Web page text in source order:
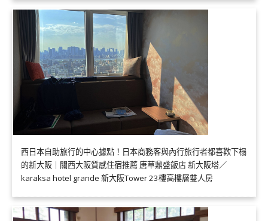
西日本自助旅行的中心據點！日本商務客與內行旅行者都喜歡下榻
的新大阪｜關西大阪質感住宿推薦 唐草鼎盛飯店 新大阪塔／
karaksa hotel grande 新大阪Tower 23樓高樓層雙人房